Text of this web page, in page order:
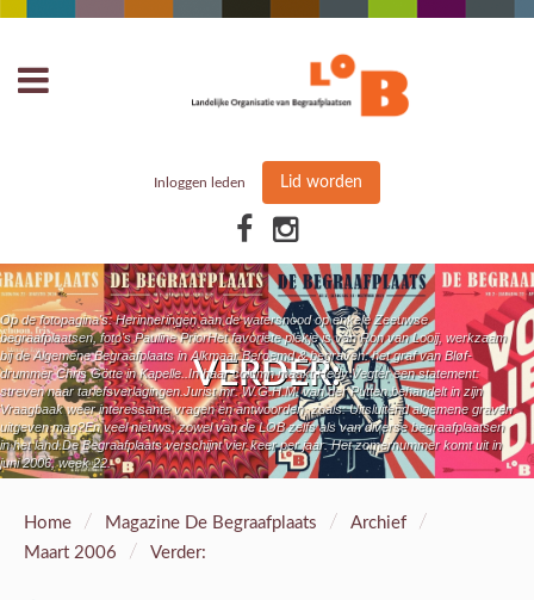
Inloggen leden Lid worden
VERDER:
Op de fotopagina's: Herinneringen aan de watersnood op enkele Zeeuwse
begraafplaatsen, foto's Pauline PriorHet favoriete plekje is van Ron van Looij, werkzaam
bij de Algemene Begraafplaats in Alkmaar.Beroemd & begraven: het graf van Bløf-
drummer Chris Götte in Kapelle..In haar column maakt Hedy Vegter een statement:
streven naar tariefsverlagingen.Jurist mr. W.G.H.M. van der Putten behandelt in zijn
Vraagbaak weer interessante vragen en antwoorden, zoals: Uitsluitend algemene graven
uitgeven mag?En veel nieuws, zowel van de LOB zelfs als van diverse begraafplaatsen
in het land.De Begraafplaats verschijnt vier keer per jaar. Het zomernummer komt uit in
juni 2006, week 22.
Home / Magazine De Begraafplaats / Archief /
Maart 2006 / Verder: